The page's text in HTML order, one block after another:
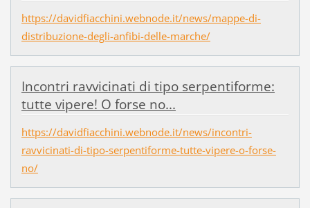
https://davidfiacchini.webnode.it/news/mappe-di-
distribuzione-degli-anfibi-delle-marche/
Incontri ravvicinati di tipo serpentiforme:
tutte vipere! O forse no...
https://davidfiacchini.webnode.it/news/incontri-
ravvicinati-di-tipo-serpentiforme-tutte-vipere-o-forse-
no/